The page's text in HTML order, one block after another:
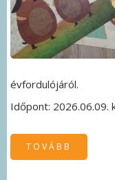
évfordulójáról.
Időpont: 2026.06.09.
TOVÁBB